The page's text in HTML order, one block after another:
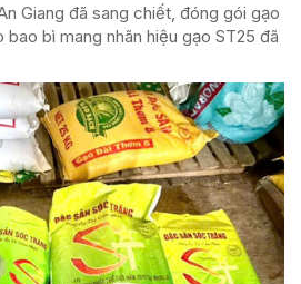
Giang đã sang chiết, đóng gói gạo
bì mang nhãn hiệu gạo ST25 đã